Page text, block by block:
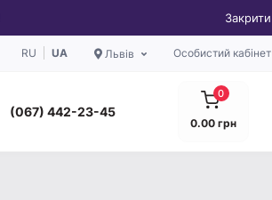
Закрити
RU UA Львів Особистий кабінет
(067) 442-23-45
0
0.00 грн